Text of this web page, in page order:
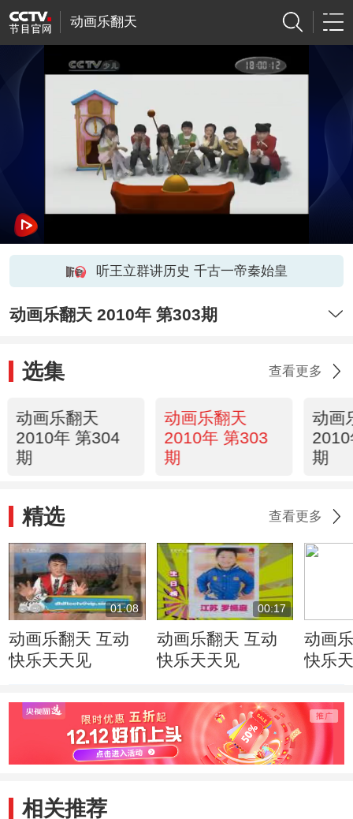
动画乐翻天
听王立群讲历史 千古一帝秦始皇
动画乐翻天 2010年 第303期
选集 查看更多
动画乐翻天
2010年 第304
期
动画乐翻天
2010年 第303
期
动画
期
精选 查看更多
01:08
动画乐翻天 互动
快乐天天见
00:17
动画乐翻天 互动
快乐天天见
动画
快乐
相关推荐